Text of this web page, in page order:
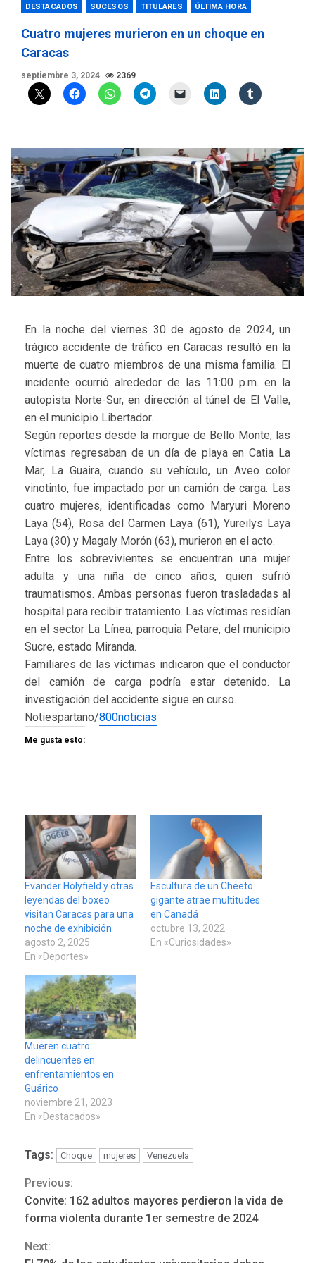
DESTACADOS SUCESOS TITULARES ÚLTIMA HORA
Cuatro mujeres murieron en un choque en
Caracas
septiembre 3, 2024 2369
En la noche del viernes 30 de agosto de 2024, un
trágico accidente de tráfico en Caracas resultó en la
muerte de cuatro miembros de una misma familia. El
incidente ocurrió alrededor de las 11:00 p.m. en la
autopista Norte-Sur, en dirección al túnel de El Valle,
en el municipio Libertador.
Según reportes desde la morgue de Bello Monte, las
víctimas regresaban de un día de playa en Catia La
Mar, La Guaira, cuando su vehículo, un Aveo color
vinotinto, fue impactado por un camión de carga. Las
cuatro mujeres, identificadas como Maryuri Moreno
Laya (54), Rosa del Carmen Laya (61), Yureilys Laya
Laya (30) y Magaly Morón (63), murieron en el acto.
Entre los sobrevivientes se encuentran una mujer
adulta y una niña de cinco años, quien sufrió
traumatismos. Ambas personas fueron trasladadas al
hospital para recibir tratamiento. Las víctimas residían
en el sector La Línea, parroquia Petare, del municipio
Sucre, estado Miranda.
Familiares de las víctimas indicaron que el conductor
del camión de carga podría estar detenido. La
investigación del accidente sigue en curso.
Notiespartano/800noticias
Me gusta esto:
Evander Holyfield y otras
leyendas del boxeo
visitan Caracas para una
noche de exhibición
agosto 2, 2025
En «Deportes»
Escultura de un Cheeto
gigante atrae multitudes
en Canadá
octubre 13, 2022
En «Curiosidades»
Mueren cuatro
delincuentes en
enfrentamientos en
Guárico
noviembre 21, 2023
En «Destacados»
Tags: Choque mujeres Venezuela
Continue
Reading
Previous:
Convite: 162 adultos mayores perdieron la vida de
forma violenta durante 1er semestre de 2024
Next:
LATINOAMÉRICA Y CARIBE
TITULARES
ÚLTIMA HORA